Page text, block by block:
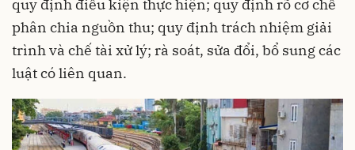
quy định điều kiện thực hiện; quy định rõ cơ chế
phân chia nguồn thu; quy định trách nhiệm giải
trình và chế tài xử lý; rà soát, sửa đổi, bổ sung các
luật có liên quan.